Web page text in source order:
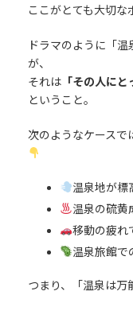
ここがとても大切な
ドラマのように「
が、
それは「その人にと
ということ。
次のようなケースで
温泉地が標
温泉の硫黄
移動の疲れ
温泉旅館で
つまり、「温泉は万